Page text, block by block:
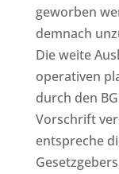
geworben
demnach
Die weite
operativen
durch den
Vorschrift
entspreche